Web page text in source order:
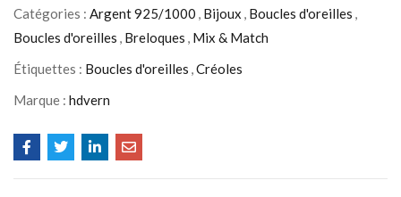
Catégories : Argent 925/1000 , Bijoux , Boucles d'oreilles ,
Boucles d'oreilles , Breloques , Mix & Match
Étiquettes : Boucles d'oreilles ,Créoles
Marque : hdvern